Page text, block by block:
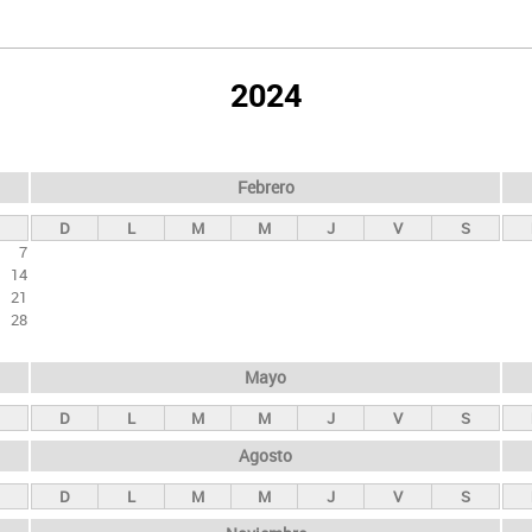
2024
7
14
21
28
Febrero
D L M M J V S
Mayo
D L M M J V S
Agosto
D L M M J V S